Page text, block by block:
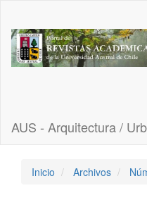
Contenido
principal
Barra
AUS - Arquitectura /
Inicio Archivos